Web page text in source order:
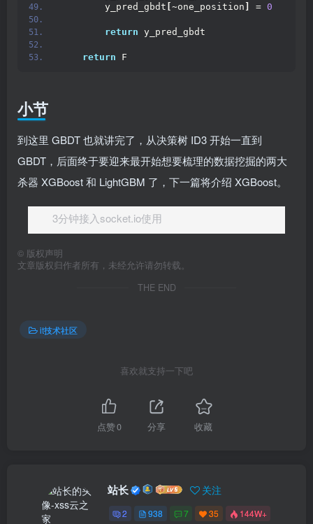
        y_pred_gbdt
~one_position = 0
return y_pred_gbdt
return F
小节
到这里 GBDT 也就讲完了，从决策树 ID3 开始一直到
GBDT，后面终于要迎来最开始想要梳理的数据挖掘的两大
杀器 XGBoost 和 LightGBM 了，下一篇将介绍 XGBoost。
3分钟接入socket.io使用
© 版权声明
文章版权归作者所有，未经允许请勿转载。
THE END
it技术社区
喜欢就支持一下吧
点赞0 分享 收藏
站长 关注
2 938 7 35 144W+